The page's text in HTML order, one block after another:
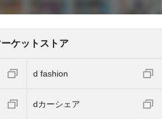
ケットストア
d fashion
dカーシェア